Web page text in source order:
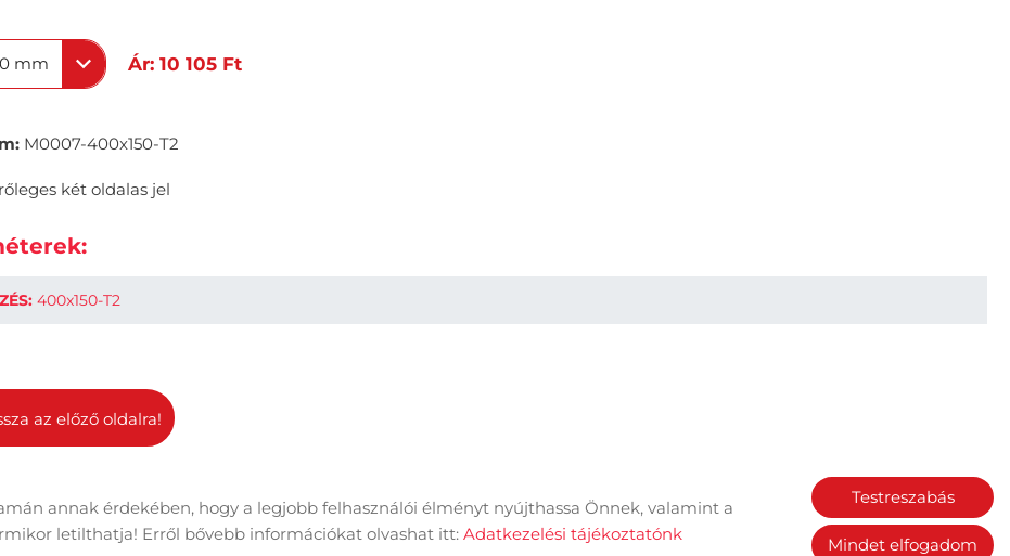
mm Ár: 10 105 Ft
M0007-400x150-T2
két oldalas jel
400x150-T2
az előző oldalra!
Oldal információk Adatkezelési tájékoztató Impresszum Sütik kezelése
Mindet elfogadom
Testreszabás
annak érdekében, hogy a legjobb felhasználói élményt nyújthassa Önnek, valamint a
letilthatja! Erről bővebb információkat olvashat itt: Adatkezelési tájékoztatónk